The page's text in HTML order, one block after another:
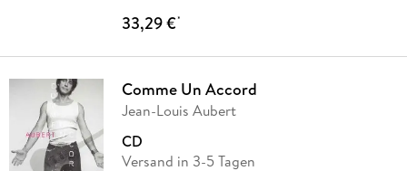
33,29 €*
Comme Un Accord
Jean-Louis Aubert
CD
Versand in 3-5 Tagen